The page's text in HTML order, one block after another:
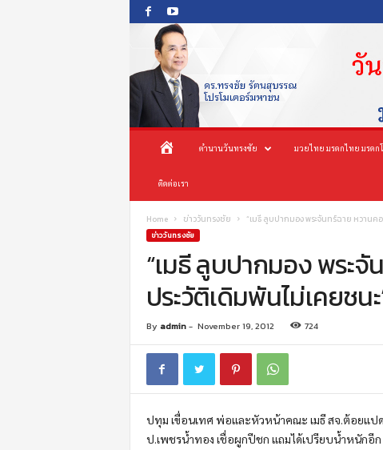
O
o
น้
า
ก
ตำนานวันทรงชัย มวยไทย มรดกไทย มรดก
ติดต่อเรา
Home ข่าววันทรงชัย “เมธี ลูบปากมอง พระจันทร์ฉาย หวานค
ข่าววันทรงชัย
“เมธี ลูบปากมอง พระ
ประวัติเดิมพันไม่เคยชน
By admin- November 19, 2012 724
ปทุม เขื่อนเทศ พ่อและหัวหน้าคณะ เมธี สจ.ต้อยแ
ป.เพชรน้ำทอง เชื่อผูกปีชก แถมได้เปรียบน้ำหนัก